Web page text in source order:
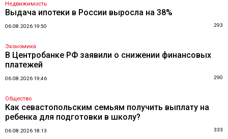
Недвижимость
Выдача ипотеки в России выросла на 38%
06.08.2026 19:50 293
Экономика
В Центробанке РФ заявили о снижении финансовых
платежей
06.08.2026 19:46 290
Общество
Как севастопольским семьям получить выплату на
ребенка для подготовки в школу?
06.08.2026 18:13 333